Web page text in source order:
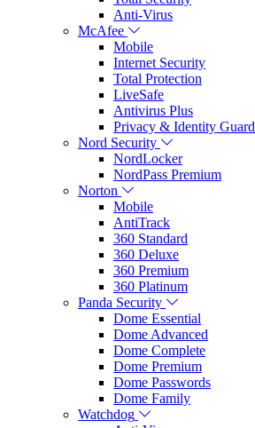
Anti-Virus
McAfee
Mobile
Internet Security
Total Protection
LiveSafe
Antivirus Plus
Privacy & Identity Guard
Nord Security
NordLocker
NordPass Premium
Norton
Mobile
AntiTrack
360 Standard
360 Deluxe
360 Premium
360 Platinum
Panda Security
Dome Essential
Dome Advanced
Dome Complete
Dome Premium
Dome Passwords
Dome Family
Watchdog